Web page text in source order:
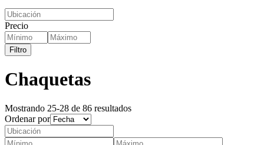
Precio
Filtro
Chaquetas
Mostrando 25-28 de 86 resultados
Ordenar por